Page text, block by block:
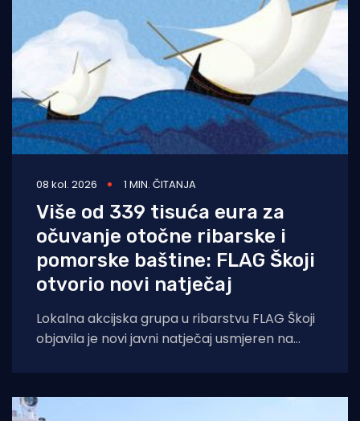
08 kol. 2026 1 MIN. ČITANJA
Više od 339 tisuća eura za
očuvanje otočne ribarske i
pomorske baštine: FLAG Škoji
otvorio novi natječaj
Lokalna akcijska grupa u ribarstvu FLAG Škoji
objavila je novi javni natječaj usmjeren na